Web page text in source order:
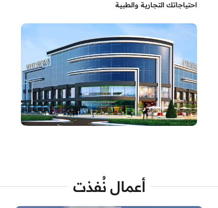
احتياجاتـك التجاريـة والطبيـة
أعمال نُفذت